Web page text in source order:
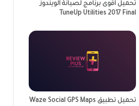
تحميل اقوى برنامج لصيانة الويندوز
TuneUp Utilities 2017 Final
تحميل تطبيق Waze Social GPS Maps